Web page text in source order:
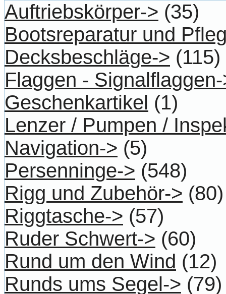
Auftriebskörper-> (35)
Bootsreparatur und
Decksbeschläge-> (115)
Flaggen -
Geschenkartikel (1)
Lenzer / Pumpen /
Navigation-> (5)
Persenninge-> (548)
Rigg und Zubehör-> (80)
Riggtasche-> (57)
Ruder Schwert-> (60)
Rund um den Wind (12)
Runds ums Segel-> (79)